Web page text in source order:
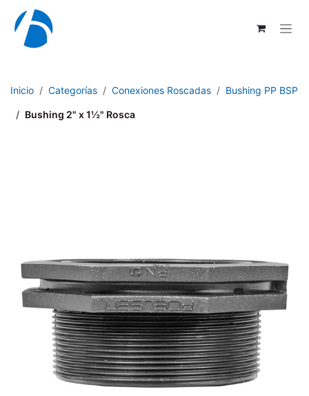
Ir al contenido
Inicio Categorías Conexiones Roscadas Bushing PP BSP
Bushing 2" x 1½" Rosca